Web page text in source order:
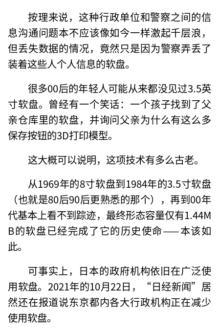
按理来说，这种行政单位和警察之间的信
息沟通问题本不应该像如今一样激起千层浪，
但丢失数据的情况，竟然只是因为警察弄丢了
装着这些人个人信息的软盘。
很多00后的年轻人可能从来都没见过3.5英
寸软盘。曾经有一个笑话：一个孩子找到了父
亲仓库里的软盘，并询问父亲为什么有这么多
保存按钮的3D打印模型。
这大概可以说明，这项技术有多么古老。
从1969年的8寸软盘到1984年的3.5寸软盘
（也就是80后90后更熟悉的那个），再到00年
代基本上看不到踪迹，最终形态容量仅有1.44M
B的软盘已经完成了它的历史使命——本该如
此。
可事实上，日本的政府机构依旧在广泛使
用软盘。2021年的10月22日，“日经新闻”居
然还在报道说东京都内各大行政机构正在减少
使用软盘。